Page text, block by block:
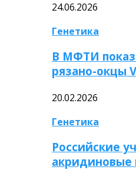
24.06.2026
Генетика
В МФТИ
рязано-окцы
20.02.2026
Генетика
Российские
акридиновые